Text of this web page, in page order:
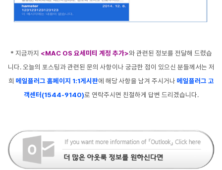
* 지금까지 <MAC OS 요세미티 계정 추가>와 관련된 정보를 전달해 드렸습
니다. 오늘의 포스팅과 관련된 문의 사항이나 궁금한 점이 있으신 분들께서는 저
희 메일플러그 홈페이지 1:1게시판에 해당 사항을 남겨 주시거나 메일플러그 고
객센터(1544-9140)로 연락주시면 친절하게 답변 드리겠습니다.